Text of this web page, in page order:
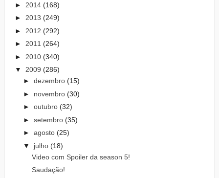
► 2014 (168)
► 2013 (249)
► 2012 (292)
► 2011 (264)
► 2010 (340)
▼ 2009 (286)
► dezembro (15)
► novembro (30)
► outubro (32)
► setembro (35)
► agosto (25)
▼ julho (18)
Video com Spoiler da season 5!
Saudação!